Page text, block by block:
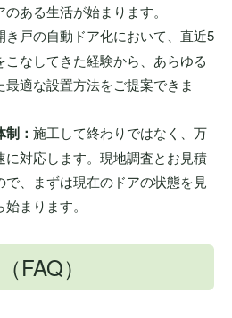
ある生活が始まります。
き戸の自動ドア化において、直近5
なしてきた経験から、あらゆる
適な設置方法をご提案できま
： 施工して終わりではなく、万
に対応します。現地調査とお見積
で、まずは現在のドアの状態を見
まります。
FAQ）